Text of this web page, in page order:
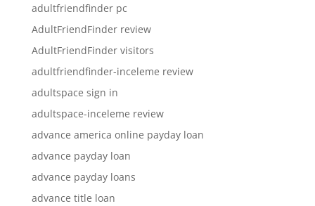
adultfriendfinder pc
AdultFriendFinder review
AdultFriendFinder visitors
adultfriendfinder-inceleme review
adultspace sign in
adultspace-inceleme review
advance america online payday loan
advance payday loan
advance payday loans
advance title loan